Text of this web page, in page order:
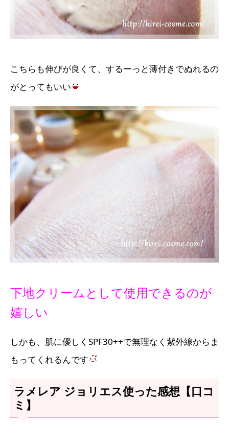
こちらも伸びが良くて、するーっと薄付きでぬれるの
がとってもいい
下地クリームとして使用できるのが
嬉しい
しかも、肌に優しくSPF30++で無理なく紫外線からま
もってくれるんです
ラメレア ジョリエス使った感想【口コ
ミ】